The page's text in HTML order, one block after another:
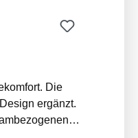
ergänzt.